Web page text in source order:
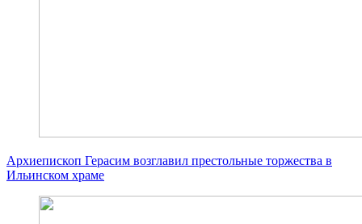
Архиепископ Герасим возглавил престольные торжества в
Ильинском храме